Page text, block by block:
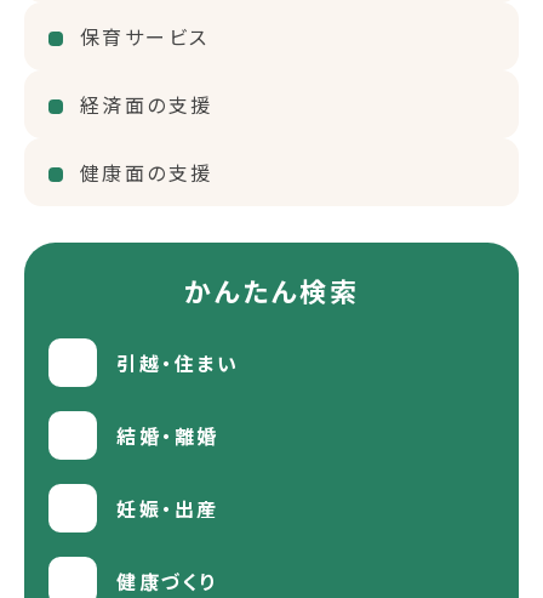
保育サービス
経済面の支援
健康面の支援
かんたん検索
引越・住まい
結婚・離婚
妊娠・出産
健康づくり